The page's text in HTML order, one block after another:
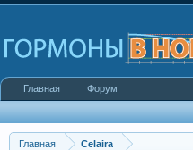
Главная Celaira
Главная Форум